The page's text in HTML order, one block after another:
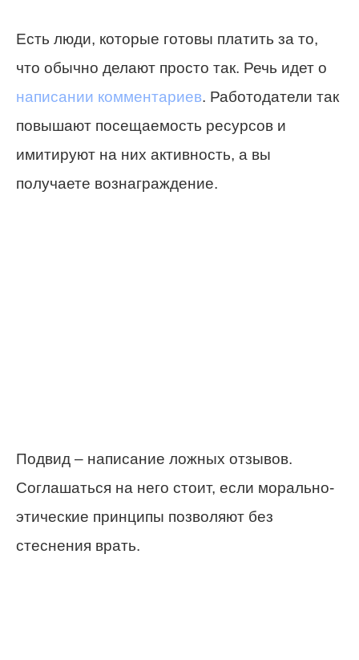
Есть люди, которые готовы платить за то,
что обычно делают просто так. Речь идет о
написании комментариев. Работодатели так
повышают посещаемость ресурсов и
имитируют на них активность, а вы
получаете вознаграждение.
Подвид – написание ложных отзывов.
Соглашаться на него стоит, если морально-
этические принципы позволяют без
стеснения врать.